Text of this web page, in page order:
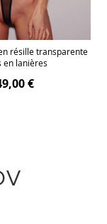
résille transparente
en lanières
€